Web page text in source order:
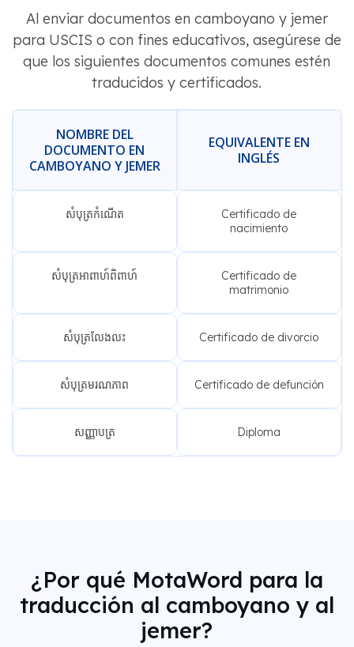
Al enviar documentos en camboyano y jemer
para USCIS o con fines educativos, asegúrese de
que los siguientes documentos comunes estén
traducidos y certificados.
NOMBRE DEL
DOCUMENTO EN
CAMBOYANO Y JEMER
EQUIVALENTE EN
INGLÉS
សំបុត្រកំណើត
Certificado de
nacimiento
សំបុត្រអាពាហ៍ពិពាហ៍
Certificado de
matrimonio
សំបុត្រលែងលះ Certificado de divorcio
សំបុត្រមរណភាព Certificado de defunción
សញ្ញាបត្រ Diploma
¿Por qué MotaWord para la
traducción al camboyano y al
jemer?